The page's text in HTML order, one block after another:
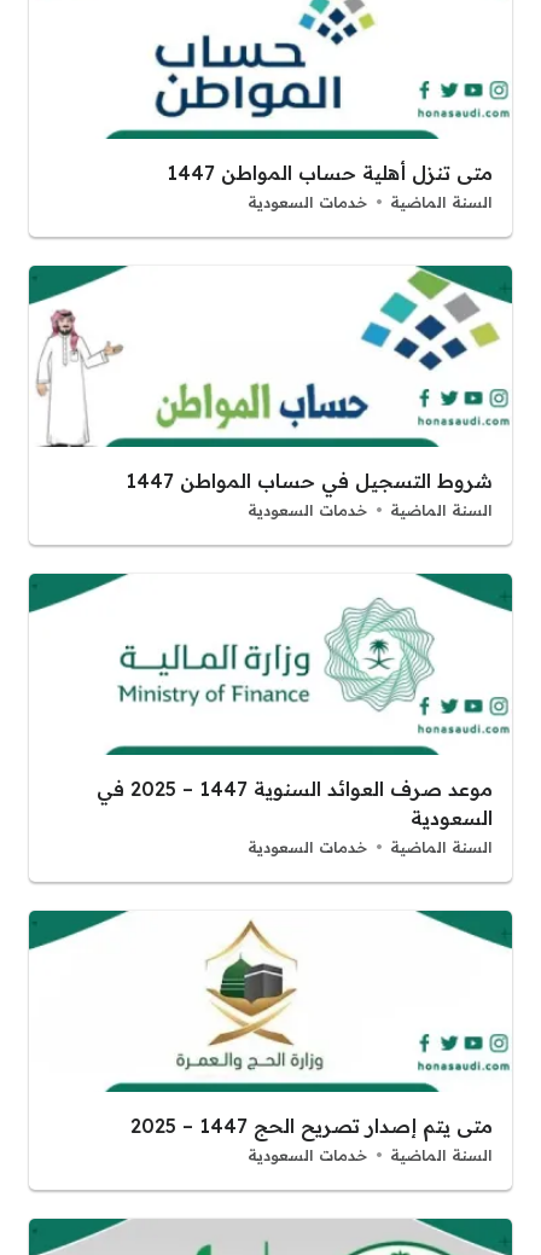
متى تنزل أهلية حساب المواطن 1447
السنة الماضية خدمات السعودية
شروط التسجيل في حساب المواطن 1447
السنة الماضية خدمات السعودية
موعد صرف العوائد السنوية 1447 – 2025 في
السعودية
السنة الماضية خدمات السعودية
متى يتم إصدار تصريح الحج 1447 – 2025
السنة الماضية خدمات السعودية